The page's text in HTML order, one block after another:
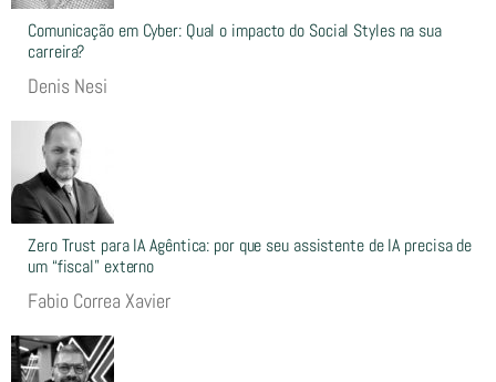
Comunicação em Cyber: Qual o impacto do Social Styles na sua
carreira?
Denis Nesi
Zero Trust para IA Agêntica: por que seu assistente de IA precisa de
um “fiscal” externo
Fabio Correa Xavier